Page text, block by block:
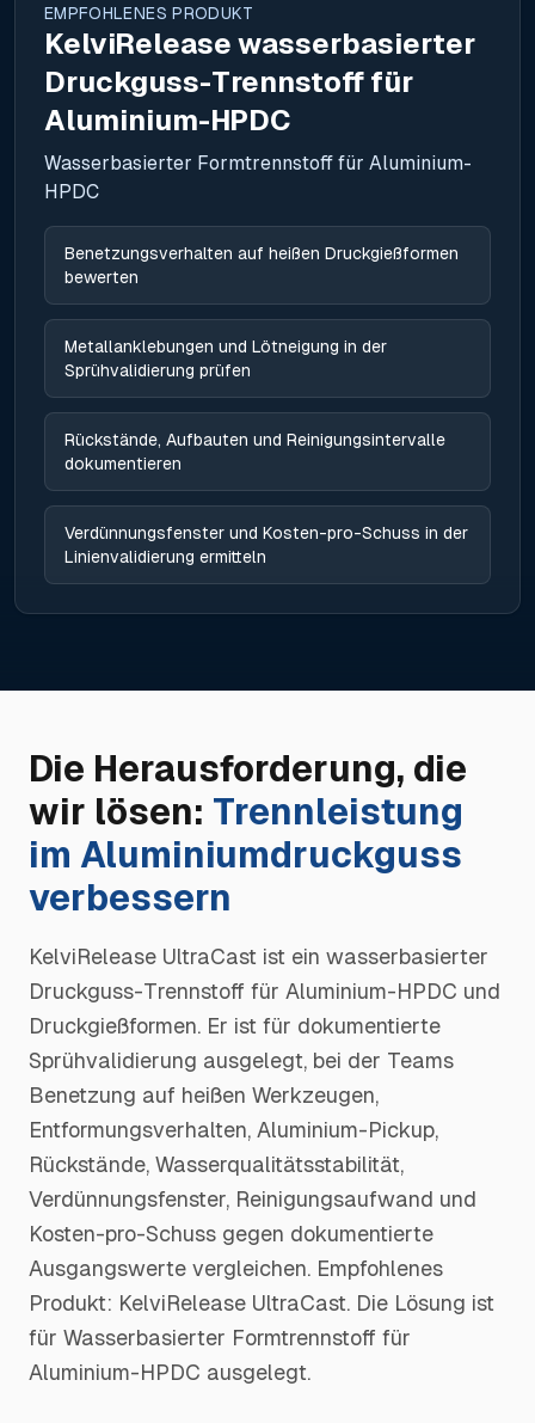
EMPFOHLENES PRODUKT
KelviRelease wasserbasierter
Druckguss-Trennstoff für
Aluminium-HPDC
Wasserbasierter Formtrennstoff für Aluminium-
HPDC
Benetzungsverhalten auf heißen Druckgießformen
bewerten
Metallanklebungen und Lötneigung in der
Sprühvalidierung prüfen
Rückstände, Aufbauten und Reinigungsintervalle
dokumentieren
Verdünnungsfenster und Kosten-pro-Schuss in der
Linienvalidierung ermitteln
Die Herausforderung, die
wir lösen: Trennleistung
im Aluminiumdruckguss
verbessern
KelviRelease UltraCast ist ein wasserbasierter
Druckguss-Trennstoff für Aluminium-HPDC und
Druckgießformen. Er ist für dokumentierte
Sprühvalidierung ausgelegt, bei der Teams
Benetzung auf heißen Werkzeugen,
Entformungsverhalten, Aluminium-Pickup,
Rückstände, Wasserqualitätsstabilität,
Verdünnungsfenster, Reinigungsaufwand und
Kosten-pro-Schuss gegen dokumentierte
Ausgangswerte vergleichen. Empfohlenes
Produkt: KelviRelease UltraCast. Die Lösung ist
für Wasserbasierter Formtrennstoff für
Aluminium-HPDC ausgelegt.